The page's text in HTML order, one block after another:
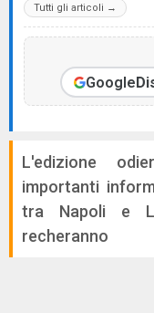
Tutti gli articoli →
Google
L'edizione
importanti
tra Napoli e
recheranno